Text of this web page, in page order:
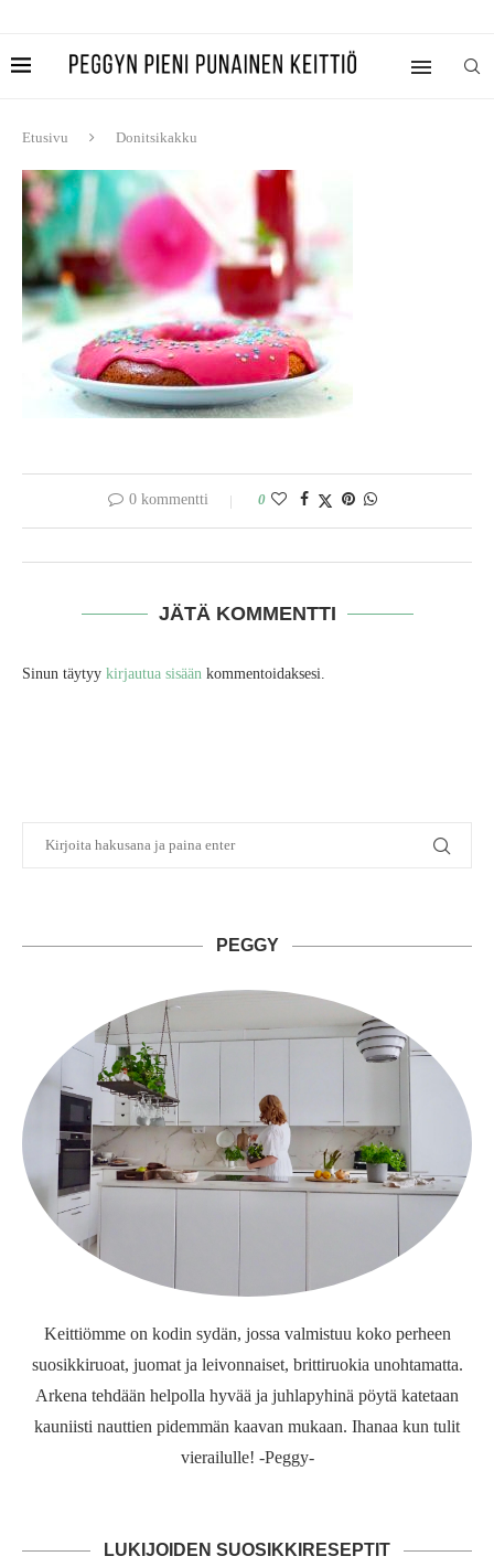
Etusivu Donitsikakku
0 kommentti 0
JÄTÄ KOMMENTTI
Sinun täytyy kirjautua sisään kommentoidaksesi.
PEGGY
Keittiömme on kodin sydän, jossa valmistuu koko perheen
suosikkiruoat, juomat ja leivonnaiset, brittiruokia unohtamatta.
Arkena tehdään helpolla hyvää ja juhlapyhinä pöytä katetaan
kauniisti nauttien pidemmän kaavan mukaan. Ihanaa kun tulit
vierailulle! -Peggy-
LUKIJOIDEN SUOSIKKIRESEPTIT